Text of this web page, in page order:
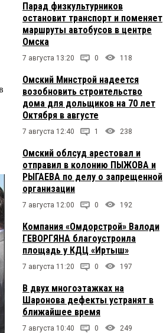
Парад физкультурников
остановит транспорт и поменяет
маршруты автобусов в центре
Омска
7 августа 13:20 0 118
Омский Минстрой надеется
возобновить строительство
дома для дольщиков на 70 лет
Октября в августе
7 августа 12:40 1 238
Омский облсуд арестовал и
отправил в колонию ПЫЖОВА и
РЫГАЕВА по делу о запрещенной
организации
7 августа 12:00 0 192
Компания «Омдорстрой» Валоди
ГЕВОРГЯНА благоустроила
площадь у КДЦ «Иртыш»
7 августа 11:20 0 197
В двух многоэтажках на
Шаронова дефекты устранят в
ближайшее время
7 августа 10:40 0 249